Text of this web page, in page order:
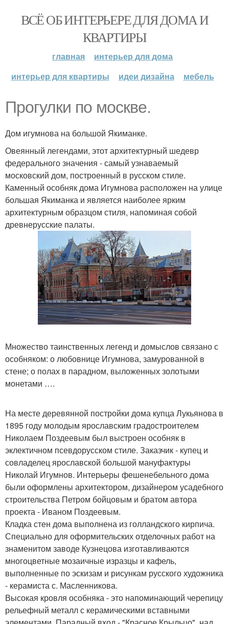
ВСЁ ОБ ИНТЕРЬЕРЕ ДЛЯ ДОМА И
КВАРТИРЫ
главная
интерьер для дома
интерьер для квартиры
идеи дизайна мебель
Прогулки по москве.
Дом игумнова на большой Якиманке.
Овеянный легендами, этот архитектурный шедевр
федерального значения - самый узнаваемый
московский дом, построенный в русском стиле.
Каменный особняк дома Игумнова расположен на улице
большая Якиманка и является наиболее ярким
архитектурным образцом стиля, напоминая собой
древнерусские палаты.
Множество таинственных легенд и домыслов связано с
особняком: о любовнице Игумнова, замурованной в
стене; о полах в парадном, выложенных золотыми
монетами ….
На месте деревянной постройки дома купца Лукьянова в
1895 году молодым ярославским градостроителем
Николаем Поздеевым был выстроен особняк в
эклектичном псевдорусском стиле. Заказчик - купец и
совладелец ярославской большой мануфактуры
Николай Игумнов. Интерьеры фешенебельного дома
были оформлены архитектором, дизайнером усадебного
строительства Петром бойцовым и братом автора
проекта - Иваном Поздеевым.
Кладка стен дома выполнена из голландского кирпича.
Специально для оформительских отделочных работ на
знаменитом заводе Кузнецова изготавливаются
многоцветные мозаичные изразцы и кафель,
выполненные по эскизам и рисункам русского художника
- керамиста с. Масленникова.
Высокая кровля особняка - это напоминающий черепицу
рельефный металл с керамическими вставными